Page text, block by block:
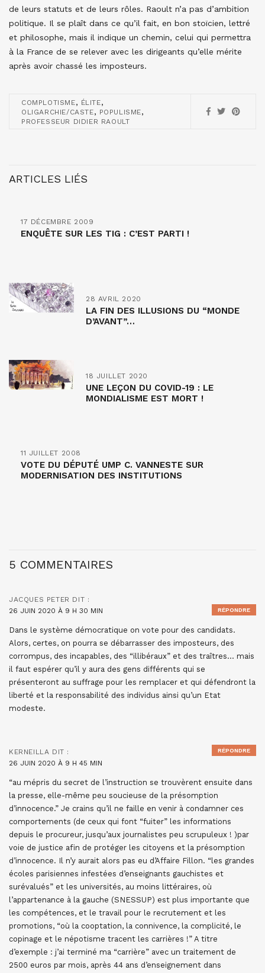
de leurs statuts et de leurs rôles. Raoult n’a pas d’ambition
politique. Il se plaît dans ce qu’il fait, en bon stoïcien, lettré
et philosophe, mais il indique un chemin, celui qui permettra
à la France de se relever avec les dirigeants qu’elle mérite
après avoir chassé les imposteurs.
COMPLOTISME, ÉLITE,
OLIGARCHIE/CASTE, POPULISME,
PROFESSEUR DIDIER RAOULT
ARTICLES LIÉS
17 DÉCEMBRE 2009
ENQUÊTE SUR LES TIG : C’EST PARTI !
28 AVRIL 2020
LA FIN DES ILLUSIONS DU “MONDE
D’AVANT”…
18 JUILLET 2020
UNE LEÇON DU COVID-19 : LE
MONDIALISME EST MORT !
11 JUILLET 2008
VOTE DU DÉPUTÉ UMP C. VANNESTE SUR
MODERNISATION DES INSTITUTIONS
5 COMMENTAIRES
JACQUES PETER DIT :
26 JUIN 2020 À 9 H 30 MIN
Dans le système démocratique on vote pour des candidats.
Alors, certes, on pourra se débarrasser des imposteurs, des
corrompus, des incapables, des “illibéraux” et des traîtres… mais
il faut espérer qu’il y aura des gens différents qui se
présenteront au suffrage pour les remplacer et qui défendront la
liberté et la responsabilité des individus ainsi qu’un Etat
modeste.
RÉPONDRE
KERNEILLA DIT :
26 JUIN 2020 À 9 H 45 MIN
“au mépris du secret de l’instruction se trouvèrent ensuite dans
la presse, elle-même peu soucieuse de la présomption
d’innocence.” Je crains qu’il ne faille en venir à condamner ces
comportements (de ceux qui font “fuiter” les informations
depuis le procureur, jusqu’aux journalistes peu scrupuleux ! )par
voie de justice afin de protéger les citoyens et la présomption
d’innocence. Il n’y aurait alors pas eu d’Affaire Fillon. “les grandes
écoles parisiennes infestées d’enseignants gauchistes et
surévalués” et les universités, au moins littéraires, où
l’appartenance à la gauche (SNESSUP) est plus importante que
les compétences, et le travail pour le recrutement et les
promotions, “où la cooptation, la connivence, la complicité, le
copinage et le népotisme tracent les carrières !” A titre
d’exemple : j’ai terminé ma “carrière” avec un traitement de
2500 euros par mois, après 44 ans d’enseignement dans
RÉPONDRE